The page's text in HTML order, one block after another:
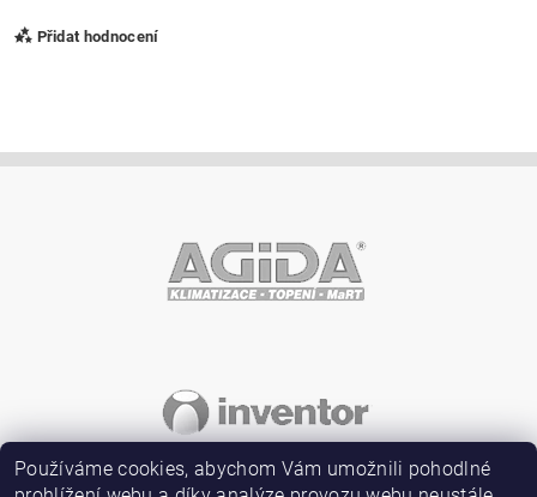
Přidat hodnocení
Vložením hodnocení souhlasíte spodmínkami ochrany
Používáme cookies, abychom Vám umožnili pohodlné